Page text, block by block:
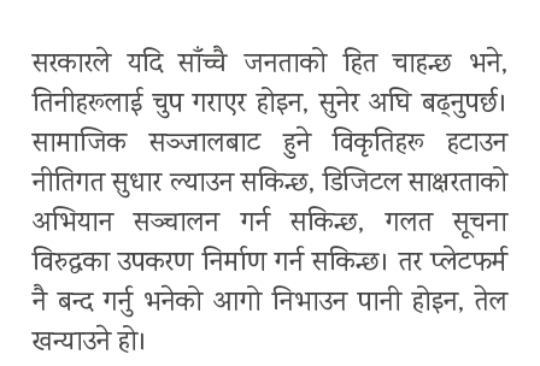
सरकारले यदि साँच्चै जनताको हित चाहन्छ भने,
तिनीहरूलाई चुप गराएर होइन, सुनेर अघि बढ्नुपर्छ।
सामाजिक सञ्जालबाट हुने विकृतिहरू हटाउन
नीतिगत सुधार ल्याउन सकिन्छ, डिजिटल साक्षरताको
अभियान सञ्चालन गर्न सकिन्छ, गलत सूचना
विरुद्धका उपकरण निर्माण गर्न सकिन्छ। तर प्लेटफर्म
नै बन्द गर्नु भनेको आगो निभाउन पानी होइन, तेल
खन्याउने हो।